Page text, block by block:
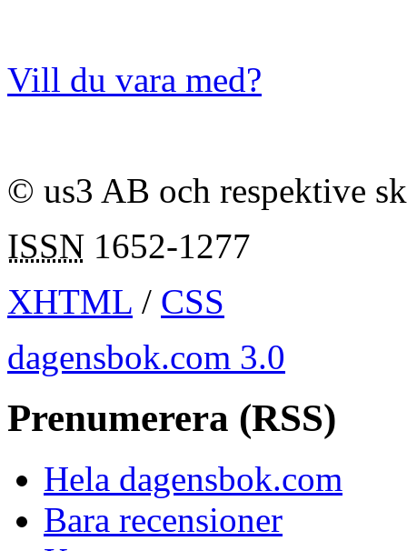
Vill du vara med?
© us3 AB och respektive
ISSN 1652-1277
XHTML / CSS
dagensbok.com 3.0
Prenumerera (RSS)
Hela dagensbok.com
Bara recensioner